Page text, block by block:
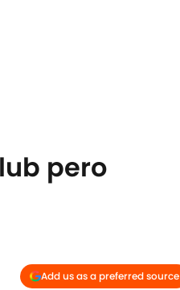
pero
Add us as a preferred source